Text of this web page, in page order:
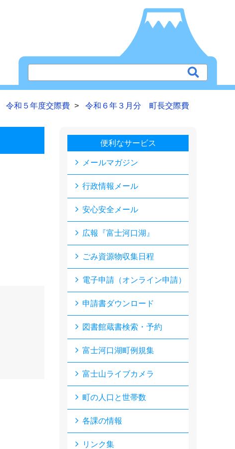
令和５年度交際費 令和６年３月分 町長交際費
便利なサービス
メールマガジン
行政情報メール
安心安全メール
広報『富士河口湖』
ごみ資源物収集日程
電子申請（オンライン申請）
申請書ダウンロード
図書館蔵書検索・予約
富士河口湖町例規集
富士山ライブカメラ
町の人口と世帯数
各課の情報
リンク集